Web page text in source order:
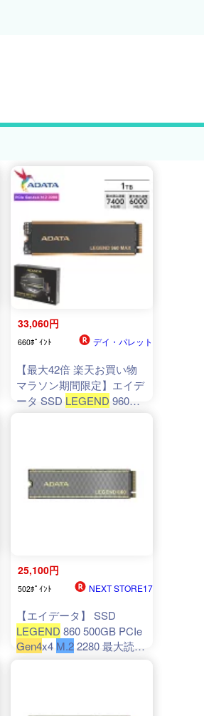
33,060円
660ﾎﾟｲﾝﾄ デイ・パレット
【最大42倍 楽天お買い物
マラソン期間限定】エイデ
ータ SSD LEGEND 960
Max 1TB PCIeGen4x4M.2
ィン搭載 放熱設計 アルミ
ヒートシンク SLCキャッシ
25,100円
502ﾎﾟｲﾝﾄ NEXT STORE17
【エイデータ】 SSD
LEGEND 860 500GB PCIe
Gen4x4 M.22280 最大読込
速度6000MB/秒 PS5 対応